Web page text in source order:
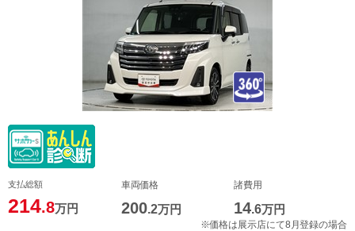
支払総額
214.8万円
車両価格
200.2万円
諸費用
14.6万円
※価格は展示店にて8月登録の場合